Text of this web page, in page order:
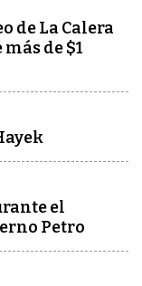
de La Calera
de $1
el
Petro